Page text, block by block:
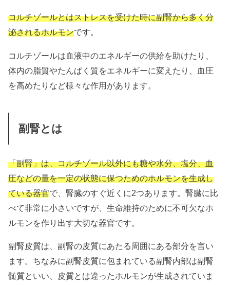
コルチゾールとはストレスを受けた時に副腎から多く分
泌されるホルモンです。
コルチゾールは血液中のエネルギーの供給を助けたり、
体内の脂質やたんぱく質をエネルギーに変えたり、血圧
を高めたりなど様々な作用があります。
副腎とは
「副腎」は、コルチゾール以外にも糖や水分、塩分、血
圧などの量を一定の状態に保つためのホルモンを生成し
ている器官で、腎臓のすぐ近くに2つあります。腎臓に比
べて非常に小さいですが、生命維持のために不可欠なホ
ルモンを作り出す大切な器官です。
副腎皮質は、副腎の皮質にあたる周囲にある部分を言い
ます。ちなみに副腎皮質に包まれている副腎内部は副腎
髄質といい、皮質とは違ったホルモンが生成されていま